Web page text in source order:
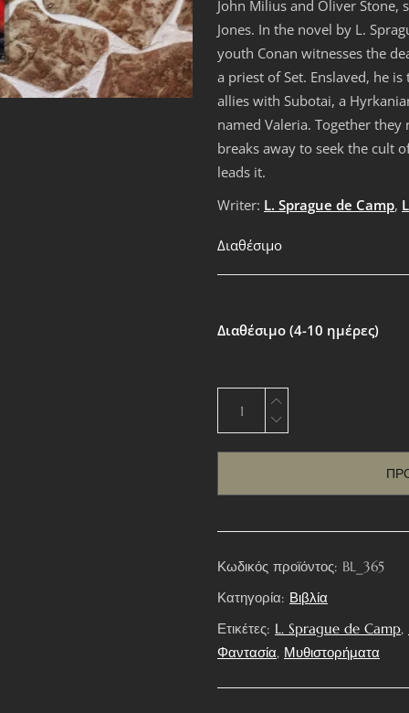
John Milius and Oliver Stone,
Jones. In the novel by L.
youth Conan witnesses the
a priest of Set. Enslaved, he
allies with Subotai, a
named Valeria. Together
breaks away to seek the cult
leads it.
Writer: L. Sprague de Camp,
Διαθέσιμο
Διαθέσιμο (4-10 ημέρες)
Κωδικός προϊόντος: BL_365
Κατηγορία: Βιβλία
Ετικέτες: L. Sprague de Camp,
Φαντασία, Μυθιστορήματα